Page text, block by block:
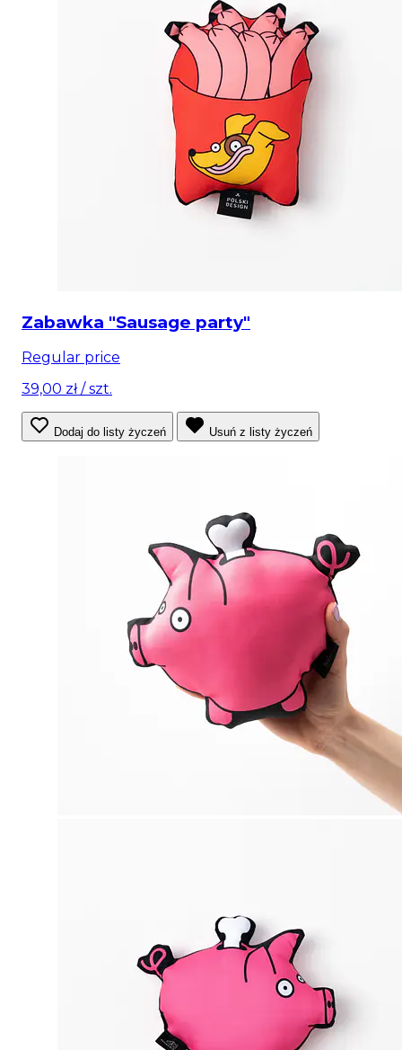
Zabawka "Sausage party"
Regular price
39,00 zł/ szt.
Dodaj do listy życzeń Usuń z listy życzeń